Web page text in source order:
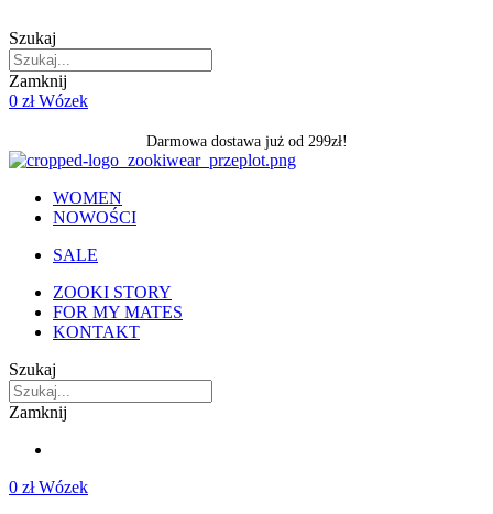
to
content
Szukaj
Zamknij
0 zł Wózek
Darmowa dostawa już od 299zł!
WOMEN
NOWOŚCI
SALE
ZOOKI STORY
FOR MY MATES
KONTAKT
Szukaj
Zamknij
0 zł Wózek